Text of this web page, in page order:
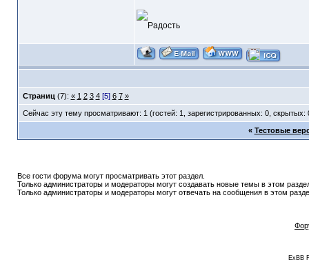
Страниц (7): « 1 2 3 4 [5] 6 7 »
Сейчас эту тему просматривают: 1 (гостей: 1, зарегистрированных: 0, скрытых:
« Тестовые
Все гости форума могут просматривать этот раздел.
Только администраторы и модераторы могут создавать новые темы в этом
Только администраторы и модераторы могут отвечать на сообщения в этом
ExBB